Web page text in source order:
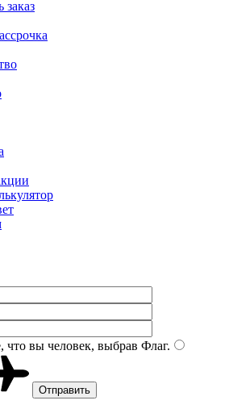
заказ
что вы человек, выбрав Флаг.